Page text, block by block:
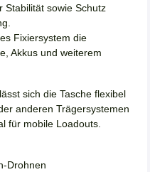
Stabilität sowie Schutz
Fixiersystem die
Akkus und weiterem
sich die Tasche flexibel
anderen Trägersystemen
für mobile Loadouts.
Drohnen